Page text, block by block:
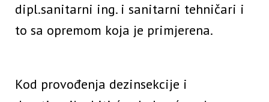
dipl.sanitarni ing. i sanitarni tehničari i
to sa opremom koja je primjerena.
Kod provođenja dezinsekcije i